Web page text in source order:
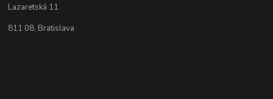
Lazaretská 11
811 08, Bratislava